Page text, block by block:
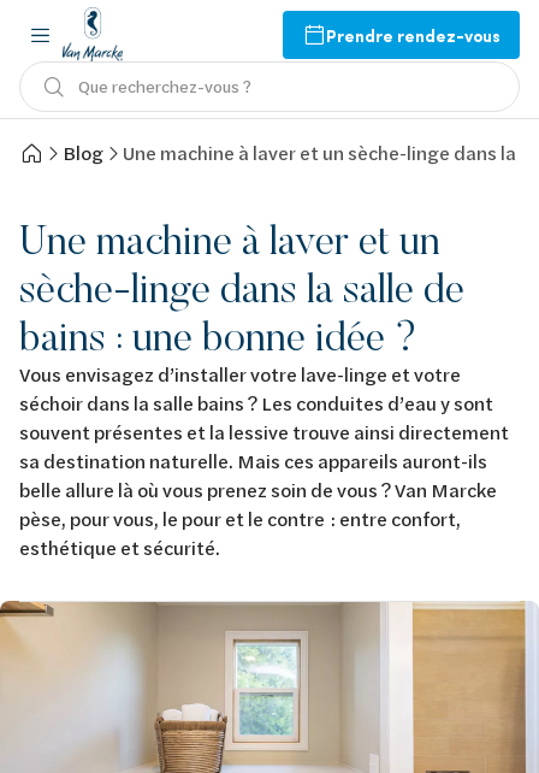
Prendre rendez-vous
Que recherchez-vous ?
Blog Une machine à laver et un sèche-linge dans la
Une machine à laver et un
sèche-linge dans la salle de
bains : une bonne idée ?
Vous envisagez d’installer votre lave-linge et votre
séchoir dans la salle bains ? Les conduites d’eau y sont
souvent présentes et la lessive trouve ainsi directement
sa destination naturelle. Mais ces appareils auront-ils
belle allure là où vous prenez soin de vous ? Van Marcke
pèse, pour vous, le pour et le contre : entre confort,
esthétique et sécurité.
Afbeelding